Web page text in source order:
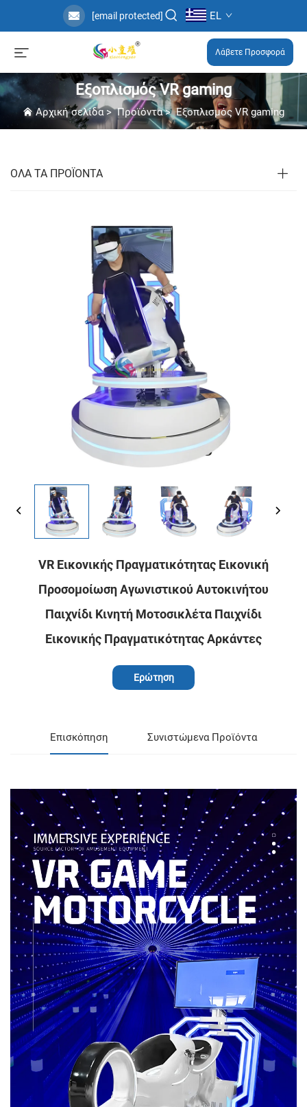
[email protected] EL
Λάβετε Προσφορά
Εξοπλισμός VR gaming
Αρχική σελίδα>Προϊόντα>Εξοπλισμός VR gaming
ΟΛΑ ΤΑ ΠΡΟΪΟΝΤΑ
VR Εικονικής Πραγματικότητας Εικονική
Προσομοίωση Αγωνιστικού Αυτοκινήτου
Παιχνίδι Κινητή Μοτοσικλέτα Παιχνίδι
Εικονικής Πραγματικότητας Αρκάντες
Ερώτηση
Επισκόπηση Συνιστώμενα Προϊόντα